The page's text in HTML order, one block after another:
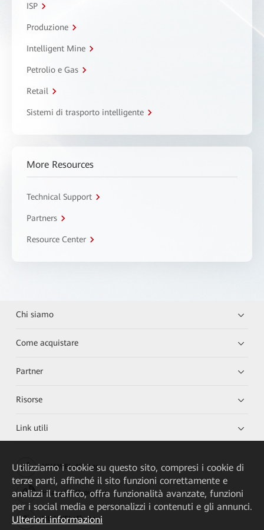
ISP
Produzione
Intelligent Mine
Petrolio e Gas
Retail
Sistemi di trasporto intelligente
More Resources
Technical Support
Partners
Resource Center
Chi siamo
Come acquistare
Partner
Risorse
Link utili
HUAWEI eKit App
Huawei HiKnow App
HUAWEI eFly App
Utilizziamo i cookie su questo sito, compresi i cookie di
terze parti, affinché il sito funzioni correttamente e
analizzi il traffico, offra funzionalità avanzate, funzioni
per i social media e personalizzi i contenuti e gli annunci.
Ulteriori informazioni